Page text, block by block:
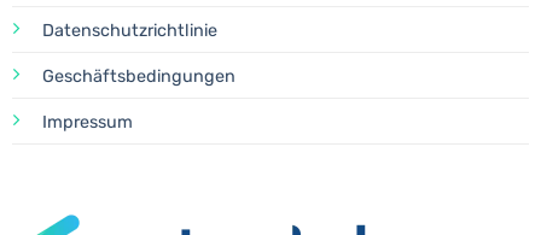
Datenschutzrichtlinie
Geschäftsbedingungen
Impressum